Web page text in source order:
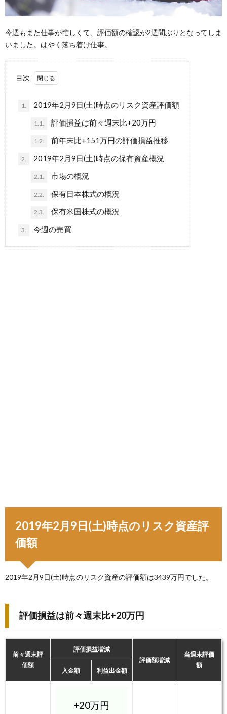
今週もまた仕事が忙しくて、評価額の確認が2週間ぶりとなってしま
いました。はやく落ち着け仕事。
目次
1. 2019年2月9日(土)時点のリスク資産評価額
1.1. 評価損益は前々週末比+20万円
1.2. 前年末比+151万円の評価損益推移
2. 2019年2月9日(土)時点の保有資産概況
2.1. 市場の概況
2.2. 保有日本株式の概況
2.3. 保有米国株式の概況
3. 今週の売買
2019年2月9日(土)時点のリスク資産評
価額
2019年2月9日(土)時点のリスク資産の評価額は3439万円でした。
評価損益は前々週末比+20万円
前々週末評
価額
評価損益増減
評価額増減
当週末評価
額
入金額 利益出金額
+20万円